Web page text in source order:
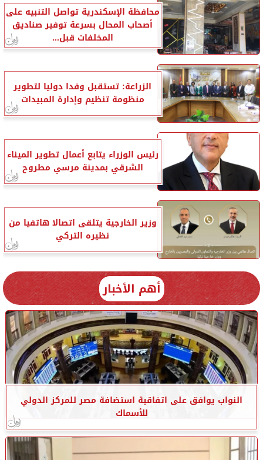
محافظة الإسكندرية تواصل التنبيه على
أصحاب المحال بسرعة توفير صناديق
المخلفات قبل...
الزراعة: تستقبل وفدا دوليا لتطوير
منظومة تنظيم وإدارة المبيدات
رئيس الوزراء يتابع أعمال تطوير الميناء
الشرقي بمدينة مرسي مطروح
وزير الخارجية يتلقى اتصالا هاتفيا من
نظيره التركي
أهم الأخبار
النواب يوافق على اتفاقية استضافة مصر للمركز الدولي
للأسماك